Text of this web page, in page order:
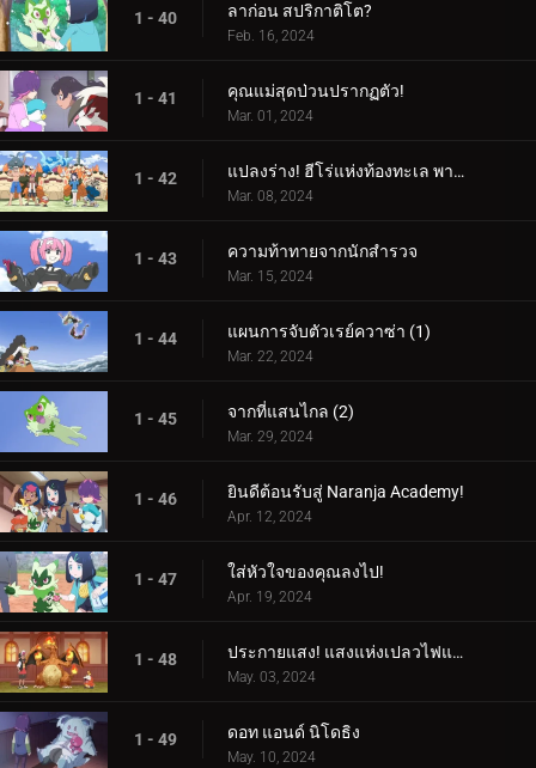
1 - 40 ลาก่อน สปริกาติโต?
Feb. 16, 2024
1 - 41 คุณแม่สุดป่วนปรากฏตัว!
Mar. 01, 2024
1 - 42 แปลงร่าง! ฮีโร่แห่งท้องทะเล พาลาฟิน
Mar. 08, 2024
1 - 43 ความท้าทายจากนักสำรวจ
Mar. 15, 2024
1 - 44 แผนการจับตัวเรย์ควาซ่า (1)
Mar. 22, 2024
1 - 45 จากที่แสนไกล (2)
Mar. 29, 2024
1 - 46 ยินดีต้อนรับสู่ Naranja Academy!
Apr. 12, 2024
1 - 47 ใส่หัวใจของคุณลงไป!
Apr. 19, 2024
1 - 48 ประกายแสง! แสงแห่งเปลวไฟและศิลปะ!
May. 03, 2024
1 - 49 ดอท แอนด์ นิโดธิง
May. 10, 2024